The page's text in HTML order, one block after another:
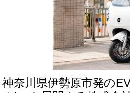
神奈川県伊勢原市発の